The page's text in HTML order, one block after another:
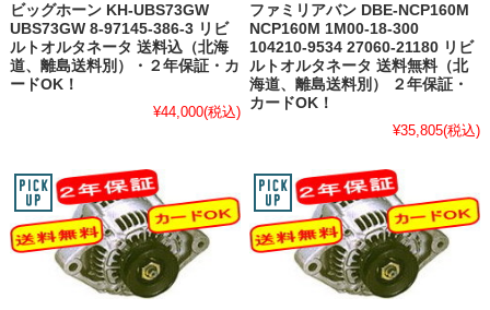
ビッグホーン KH-UBS73GW
UBS73GW 8-97145-386-3 リビ
ルトオルタネータ 送料込（北海
道、離島送料別）・２年保証・カ
ードOK！
¥44,000(税込)
ファミリアバン DBE-NCP160M
NCP160M 1M00-18-300
104210-9534 27060-21180 リビ
ルトオルタネータ 送料無料（北
海道、離島送料別） ２年保証・
カードOK！
¥35,805(税込)